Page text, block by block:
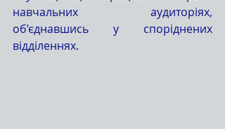
навчальних аудиторіях,
об’єднавшись у споріднених
відділеннях.